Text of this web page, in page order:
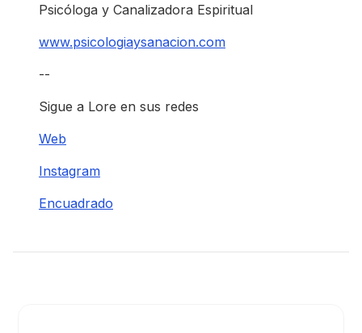
Psicóloga y Canalizadora Espiritual
www.psicologiaysanacion.com
--
Sigue a Lore en sus redes
Web
Instagram
Encuadrado